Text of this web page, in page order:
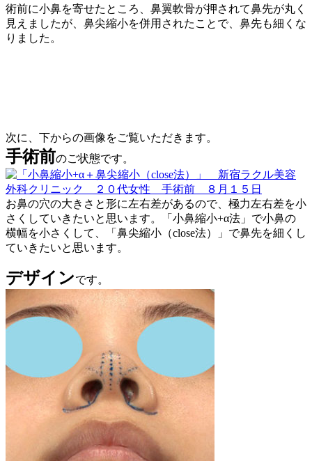
術前に小鼻を寄せたところ、鼻翼軟骨が押されて鼻先が丸く
見えましたが、鼻尖縮小を併用されたことで、鼻先も細くな
りました。
次に、下からの画像をご覧いただきます。
手術前のご状態です。
お鼻の穴の大きさと形に左右差があるので、極力左右差を小
さくしていきたいと思います。「小鼻縮小+α法」で小鼻の
横幅を小さくして、「鼻尖縮小（close法）」で鼻先を細くし
ていきたいと思います。
デザインです。